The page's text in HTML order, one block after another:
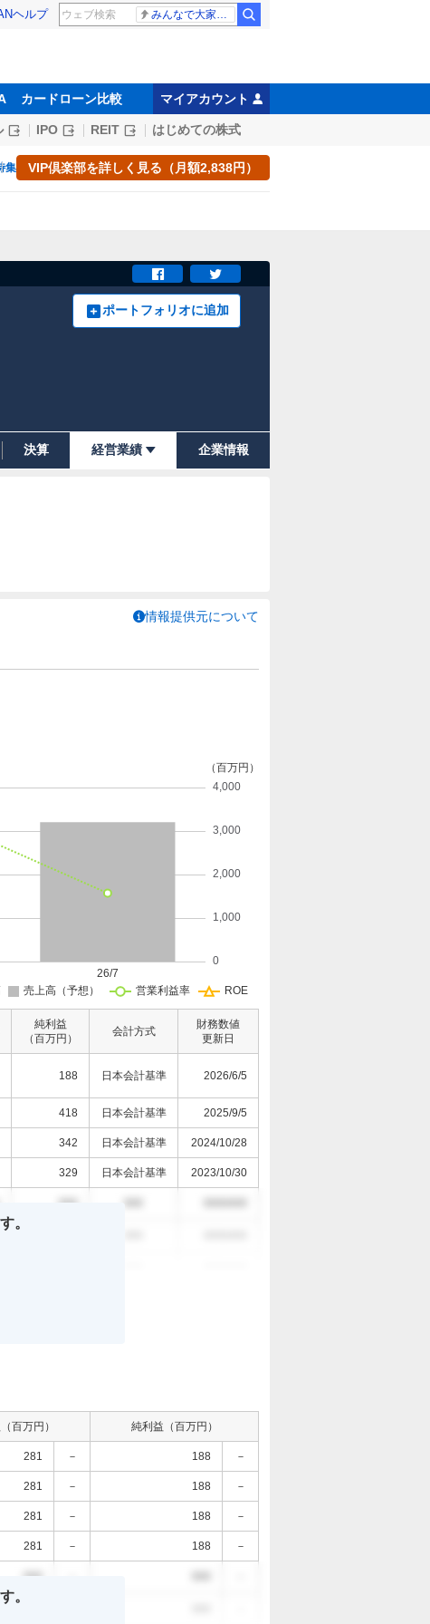
ヘルプ みんなで大家さん 2881億円
カードローン比較 マイアカウント
IPO REIT はじめての株式
集 VIP倶楽部を詳しく見る（月額2,838円）
ポートフォリオに追加
決算 経営業績 企業情報
情報提供元について
純利益
（百万円）
会計方式
財務数値
更新日
188 日本会計基準 2026/6/5
418 日本会計基準 2025/9/5
342 日本会計基準 2024/10/28
329 日本会計基準 2023/10/30
000
。
百万円） 純利益（百万円）
281 － 188 －
281 － 188 －
281 － 188 －
281 － 188 －
000
。